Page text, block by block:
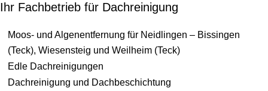
Ihr Fachbetrieb für Dachreinigung
Moos- und Algenentfernung für Neidlingen – Bissingen
(Teck), Wiesensteig und Weilheim (Teck)
Edle Dachreinigungen
Dachreinigung und Dachbeschichtung